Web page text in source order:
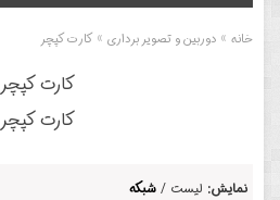
خانه » دوربین و تصویر برداری » کارت کپچر
کارت کپچر
کارت کپچر
نمایش: لیست / شبکه